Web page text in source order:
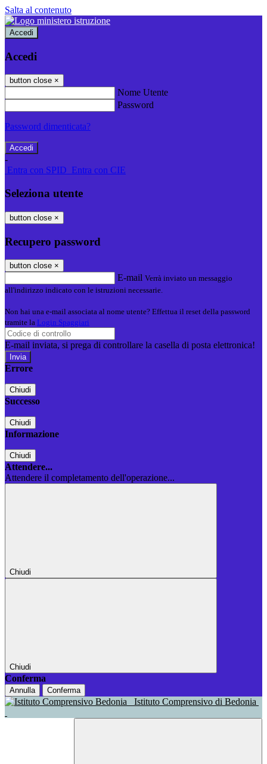
Salta al contenuto
Accedi
Accedi
button close ×
Nome Utente
Password
Password dimenticata?
-
Entra con SPID Entra con CIE
Seleziona utente
button close ×
Recupero password
button close ×
E-mail Verrà inviato un messaggio
all'indirizzo indicato con le istruzioni necessarie.
Non hai una e-mail associata al nome utente? Effettua il reset della password
tramite la Login Spaggiari
E-mail inviata, si prega di controllare la casella di posta elettronica!
Errore
Chiudi
Successo
Chiudi
Informazione
Chiudi
Attendere...
Attendere il completamento dell'operazione...
Chiudi
Chiudi
Conferma
Annulla Conferma
Istituto Comprensivo di Bedonia